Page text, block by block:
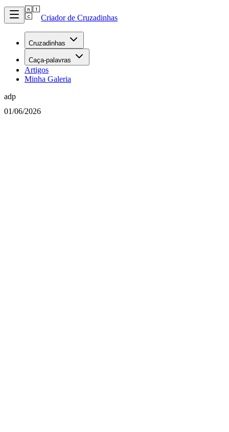
Criador de Cruzadinhas
Cruzadinhas
Caça-palavras
Artigos
Minha Galeria
adp
01/06/2026